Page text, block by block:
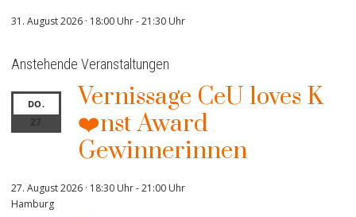
31. August 2026 · 18:00 Uhr-21:30 Uhr
Anstehende Veranstaltungen
DO.
27
Vernissage CeU loves K
❤️nst Award
Gewinnerinnen
27. August 2026 · 18:30 Uhr-21:00 Uhr
Hamburg